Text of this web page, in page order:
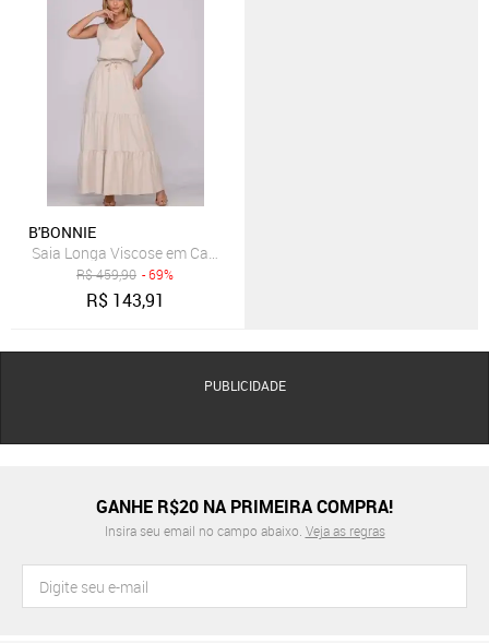
B'BONNIE
Saia Longa Viscose em Camadas B’Bonnie Luiza Bege
R$459,90 - 69%
R$ 143,91
PUBLICIDADE
GANHE R$20 NA PRIMEIRA COMPRA!
Insira seu email no campo abaixo. Veja as regras